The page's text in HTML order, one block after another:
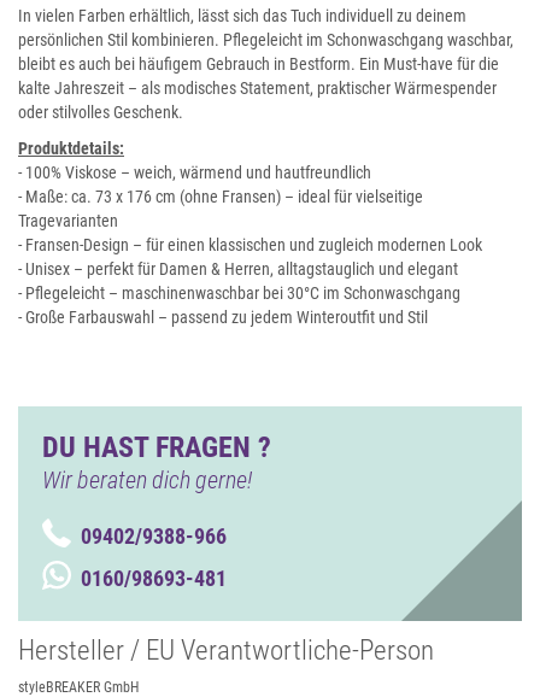
In vielen Farben erhältlich, lässt sich das Tuch individuell zu deinem
persönlichen Stil kombinieren. Pflegeleicht im Schonwaschgang waschbar,
bleibt es auch bei häufigem Gebrauch in Bestform. Ein Must-have für die
kalte Jahreszeit – als modisches Statement, praktischer Wärmespender
oder stilvolles Geschenk.
Produktdetails:
- 100% Viskose – weich, wärmend und hautfreundlich
- Maße: ca. 73 x 176 cm (ohne Fransen) – ideal für vielseitige
Tragevarianten
- Fransen-Design – für einen klassischen und zugleich modernen Look
- Unisex – perfekt für Damen & Herren, alltagstauglich und elegant
- Pflegeleicht – maschinenwaschbar bei 30°C im Schonwaschgang
- Große Farbauswahl – passend zu jedem Winteroutfit und Stil
DU HAST FRAGEN ?
Wir beraten dich gerne!
09402/9388-966
0160/98693-481
Hersteller / EU Verantwortliche-Person
styleBREAKER GmbH